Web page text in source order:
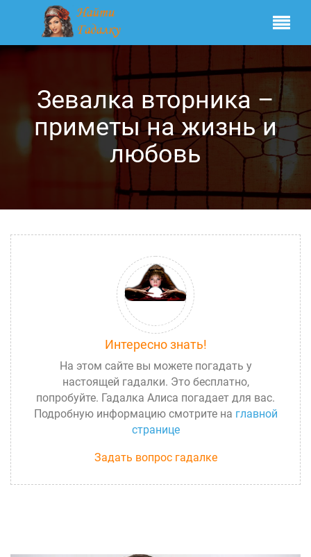
Зевалка вторника –
приметы на жизнь и
любовь
Интересно знать!
На этом сайте вы можете погадать у
настоящей гадалки. Это бесплатно,
попробуйте. Гадалка Алиса погадает для вас.
Подробную информацию смотрите на главной
странице
Задать вопрос гадалке